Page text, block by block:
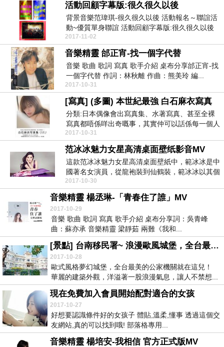
活動回顧字幕版:很久很久以後
背景音樂范瑋琪-很久很久以後 活動報名～聯誼活
動~優質單身聯誼 活動回顧字幕版:很久很久以後
...
2017-11-02
音樂精靈 邰正宵-找一個字代替
音樂 歌曲 歌詞 寫真 歌手介紹 桌布分享邰正宵-找
一個字代替 作詞：林秋離 作曲：熊美玲 編...
2017-10-31
[寫真] (多圖) 本世紀最強 白石麻衣寫真
分類:日本偶像會出寫真集、水著寫真、甚至全裸
寫真都唔係咩出奇嘅事，其實仲可以話係每一個人
氣偶像必經嘅...
2017-10-31
范冰冰魅力女星高清桌面壁纸影音MV
這款范冰冰魅力女星高清桌面壁紙中，範冰冰是中
國著名女演員，從龍袍裝到仙鶴裝，範冰冰以其個
人魅力征服了...
2017-10-30
音樂精靈 楊丞琳-「青春住了誰」MV
2017-10-29
音樂 歌曲 歌詞 寫真 歌手介紹 桌布分享詞：吳青峰
曲：蘇亦承 音樂精靈 梁靜茹 兩難《我和...
[景點] 台南移民署~ 浪漫歐風城堡，全台最美公家機關！
2017-10-28
歐式風格夢幻城堡，全台最美的公家機關就在這兒！
華麗的建築外觀，洋溢著一股浪漫氣息，讓人不禁想...
現在免費加入會員開始配對適合的女孩
2017-10-27
好想要認識條件好的女孩子 體貼,溫柔,懂事 透過這個交
友網站,真的可以找到哦! 部落格專用...
音樂精靈 楊培安-我相信 官方正式版MV